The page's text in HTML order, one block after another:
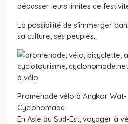
dépasser leurs limites de
La possibilité de s’immerger
sa culture, ses peuples…
Promenade vélo à Angkor
Cyclonomade
En Asie du Sud-Est, voyager à